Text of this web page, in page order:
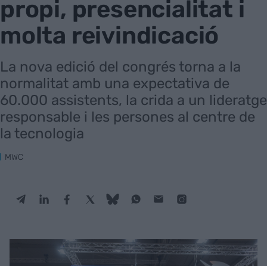
propi, presencialitat i
molta reivindicació
La nova edició del congrés torna a la
normalitat amb una expectativa de
60.000 assistents, la crida a un lideratge
responsable i les persones al centre de
la tecnologia
MWC